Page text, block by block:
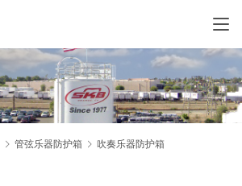
管弦乐器防护箱 吹奏乐器防护箱